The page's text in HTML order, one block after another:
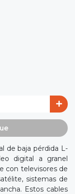
de baja pérdida L-
digital a granel
con televisores de
sistemas de
Estos cables